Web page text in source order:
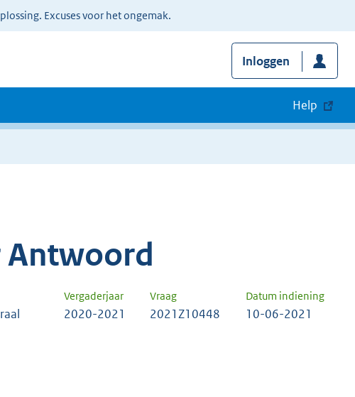
Excuses voor het ongemak.
Inloggen
Help
Antwoord
Vergaderjaar Vraag Datum indiening
2020-2021 2021Z10448 10-06-2021